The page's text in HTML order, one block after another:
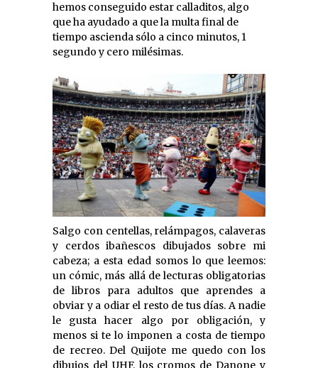
hemos conseguido estar calladitos, algo
que ha ayudado a que la multa final de
tiempo ascienda sólo a cinco minutos, 1
segundo y cero milésimas.
Salgo con centellas, relámpagos, calaveras
y cerdos ibañescos dibujados sobre mi
cabeza; a esta edad somos lo que leemos:
un cómic, más allá de lecturas obligatorias
de libros para adultos que aprendes a
obviar y a odiar el resto de tus días. A nadie
le gusta hacer algo por obligación, y
menos si te lo imponen a costa de tiempo
de recreo. Del Quijote me quedo con los
dibujos del UHF, los cromos de Danone y